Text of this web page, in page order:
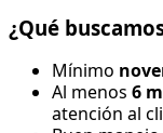
¿Qué
Mínimo
Al menos 6
atención al